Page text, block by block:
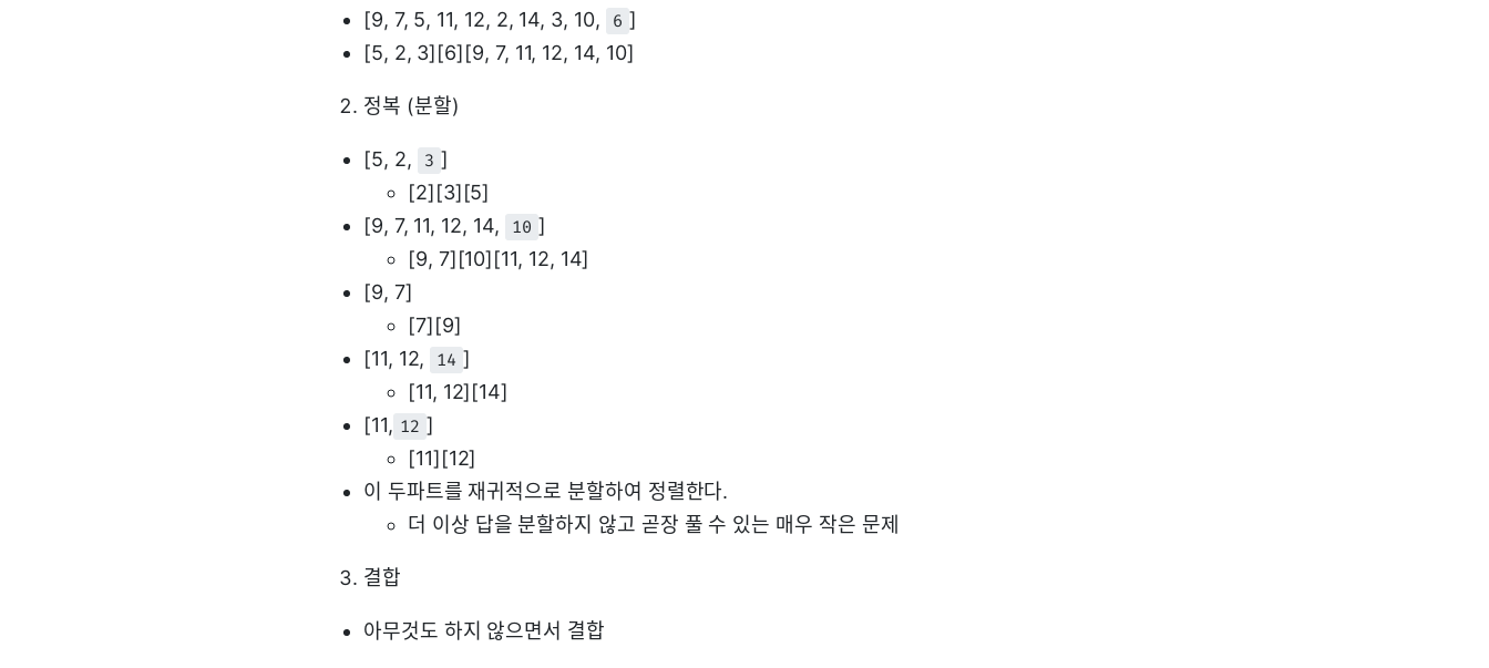
[9, 7, 5, 11, 12, 2, 14, 3, 10,
6 ]
[5, 2, 3][6][9, 7, 11, 12, 14, 10]
정복 (분할)
[5, 2, 3 ]
[2][3][5]
[9, 7, 11, 12, 14,
10 ]
[9, 7][10][11, 12, 14]
[9, 7]
[7][9]
[11, 12,
14 ]
[11, 12][14]
[11, 12 ]
[11][12]
이 두파트를 재귀적으로 분할하여 정렬한다.
더 이상 답을 분할하지 않고 곧장 풀 수 있는 매우 작은 문제
결합
아무것도 하지 않으면서 결합